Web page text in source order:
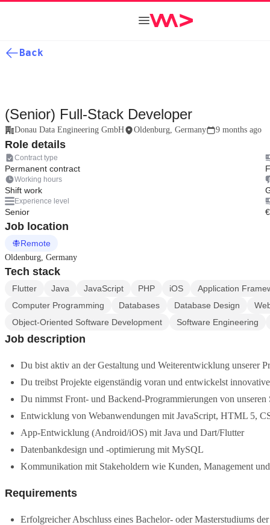
Back
(Senior) Full-Stack Developer
Donau Data Engineering GmbH Oldenburg, Germany 9 months ago
Role details
Contract type
Permanent contract
Working hours
Shift work
Experience level
Senior
Job location
Remote
Oldenburg, Germany
Tech stack
Flutter Java JavaScript PHP iOS
Application
Computer Programming
Databases Database Design
Object-Oriented Software Development
Software Engineering
Job description
Du bist aktiv an der Gestaltung und Weiterentwicklung unserer
Du treibst Projekte eigenständig voran und entwickelst
Du nimmst Front- und Backend-Programmierungen von
Entwicklung von Webanwendungen mit JavaScript, HTML 5,
App-Entwicklung (Android/iOS) mit Java und Dart/Flutter
Datenbankdesign und -optimierung mit MySQL
Kommunikation mit Stakeholdern wie Kunden, Management
Requirements
Erfolgreicher Abschluss eines Bachelor- oder Masterstudiums